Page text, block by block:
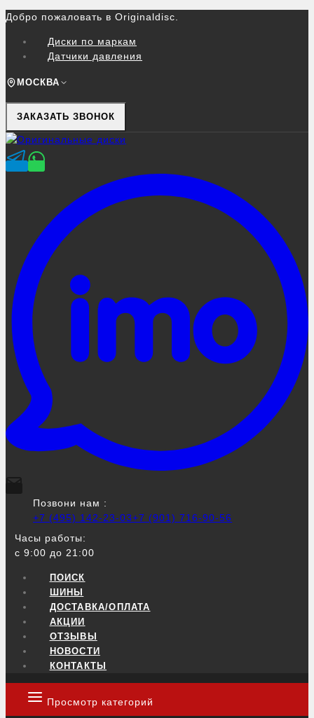
Перейти
контенту
Добро пожаловать в Originaldisc.
Диски по маркам
Датчики давления
МОСКВА
ЗАКАЗАТЬ ЗВОНОК
Позвони нам :
+7 (495) 142-23-03+7 (901) 716-90-56
Часы работы:
с 9:00 до 21:00
ПОИСК
ШИНЫ
ДОСТАВКА/ОПЛАТА
АКЦИИ
ОТЗЫВЫ
НОВОСТИ
КОНТАКТЫ
Просмотр категорий